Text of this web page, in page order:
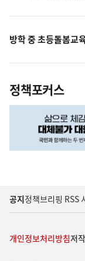
방학 중 초등돌봄교
정책포커스
공지정책브리핑 RSS
개인정보처리방침저